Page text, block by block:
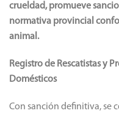
crueldad, promueve
normativa provincial
animal.
Registro de Rescatistas y
Domésticos
Con sanción definitiva, se